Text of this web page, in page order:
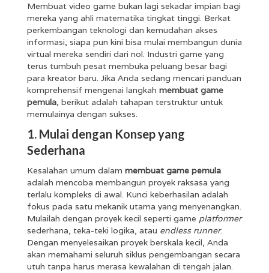
Membuat video game bukan lagi sekadar impian bagi
mereka yang ahli matematika tingkat tinggi. Berkat
perkembangan teknologi dan kemudahan akses
informasi, siapa pun kini bisa mulai membangun dunia
virtual mereka sendiri dari nol. Industri game yang
terus tumbuh pesat membuka peluang besar bagi
para kreator baru. Jika Anda sedang mencari panduan
komprehensif mengenai langkah membuat game
pemula, berikut adalah tahapan terstruktur untuk
memulainya dengan sukses.
1. Mulai dengan Konsep yang
Sederhana
Kesalahan umum dalam membuat game pemula
adalah mencoba membangun proyek raksasa yang
terlalu kompleks di awal. Kunci keberhasilan adalah
fokus pada satu mekanik utama yang menyenangkan.
Mulailah dengan proyek kecil seperti game platformer
sederhana, teka-teki logika, atau endless runner.
Dengan menyelesaikan proyek berskala kecil, Anda
akan memahami seluruh siklus pengembangan secara
utuh tanpa harus merasa kewalahan di tengah jalan.